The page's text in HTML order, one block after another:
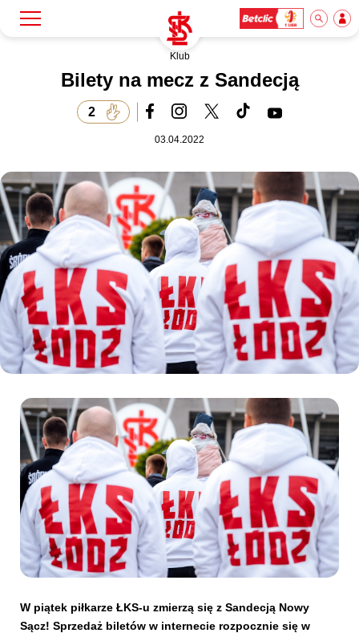
Bilety
Akademia
Biznes
Dla mediów
Kibice
Klub
Bilety na mecz z Sandecją
2
03.04.2022
W piątek piłkarze ŁKS-u zmierzą się z Sandecją Nowy
Sącz! Sprzedaż biletów w internecie rozpocznie się w